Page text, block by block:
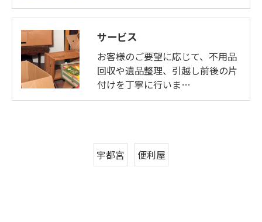
サービス
お客様のご要望に応じて、不用品
回収や遺品整理、引越し前後の片
付けを丁寧に行いま…
宇都宮 便利屋